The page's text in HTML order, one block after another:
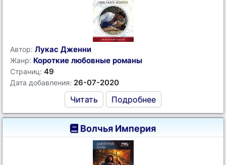
Автор: Лукас Дженни
Жанр: Короткие любовные романы
Страниц: 49
Дата добавления: 26-07-2020
Читать Подробнее
Волчья Империя